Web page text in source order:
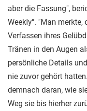
aber die Fassung",
Weekly". "Man
Verfassen ihres
Tränen in den Augen
persönliche Details
nie zuvor gehört
demnach daran, wie
Weg sie bis hierher